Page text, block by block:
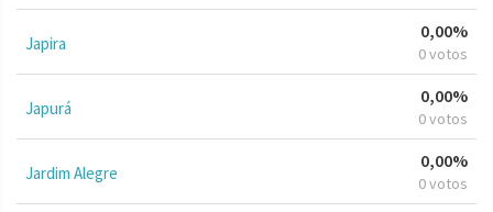
Japira
0,00%
0 votos
Japurá
0,00%
0 votos
Jardim Alegre
0,00%
0 votos